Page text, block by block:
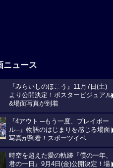
ニュース
『みらいしのほこう』11月7日(土)
より公開決定！ポスタービジュアル
&場面写真が到着
『4アウト ─もう一度、プレイボー
ル─』物語のはじまりを感じる場面
写真が到着！スポーツイベ...
時空を超えた愛の軌跡『僕の一年、
君の一日』9月4日(金)公開決定！場